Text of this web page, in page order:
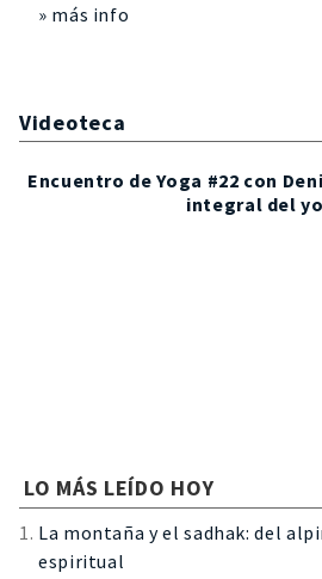
» más info
Videoteca
Encuentro de Yoga #22 con
integral del
LO MÁS LEÍDO HOY
La montaña y el sadhak: del
espiritual